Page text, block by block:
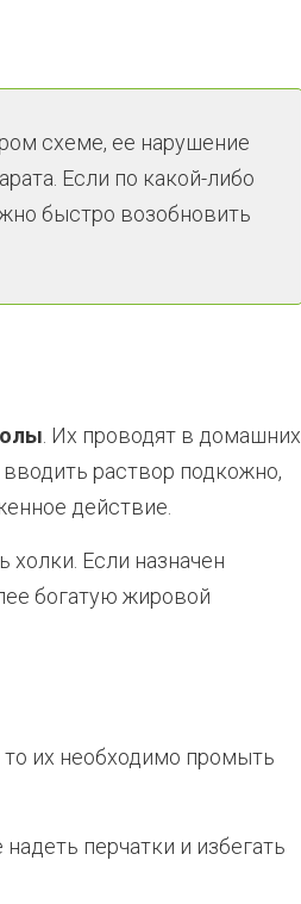
схеме, ее нарушение
Если по какой-либо
быстро возобновить
. Их проводят в домашних
раствор подкожно,
действие.
Если назначен
богатую жировой
их необходимо промыть
перчатки и избегать